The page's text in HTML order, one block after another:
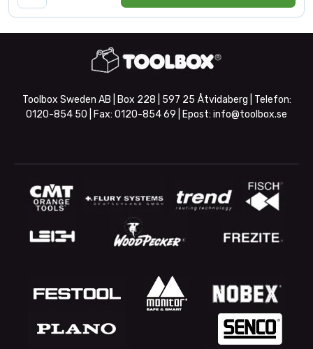
Toolbox Sweden AB | Box 228 | 597 25 Åtvidaberg | Telefon:
0120-854 50 | Fax: 0120-854 69 | Epost: info@toolbox.se